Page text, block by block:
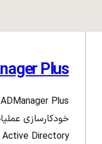
Plus
خودکارسازی